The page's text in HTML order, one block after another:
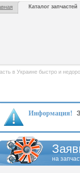
Каталог запчастей
в Украине быстро и
Информация!
на